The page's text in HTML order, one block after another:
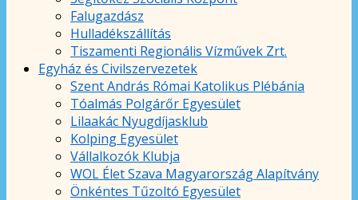
Falugazdász
Hulladékszállítás
Tiszamenti Regionális Vízművek Zrt.
Egyház és Civilszervezetek
Szent András Római Katolikus Plébánia
Tóalmás Polgárőr Egyesület
Lilaakác Nyugdíjasklub
Kolping Egyesület
Vállalkozók Klubja
WOL Élet Szava Magyarország Alapítvány
Önkéntes Tűzoltó Egyesület